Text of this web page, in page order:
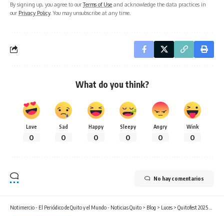
By signing up, you agree to ourTerms of Use and acknowledge the data practices in
our Privacy Policy. You may unsubscribe at any time.
What do you think?
Love
0
Sad
0
Happy
0
Sleepy
0
Angry
0
Wink
0
No hay comentarios
Notimercio - El Periódico de Quito y el Mundo - Noticias Quito > Blog > Luces > Quitofest 2025 presenta su cartel oficial y expone dos décadas de historia en el Museo de la Ciudad